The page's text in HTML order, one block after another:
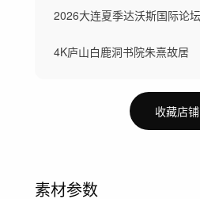
4K庐山白鹿洞书院朱熹故居
收藏店铺
素材参数